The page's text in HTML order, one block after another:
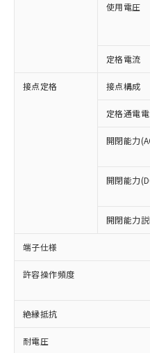
使用電圧
定格電流
接点定格 接点構成
定格通電
開閉能力
開閉能力
開閉能力
端子仕様
許容操作頻度
絶縁抵抗
耐電圧
ご利用条件
以下の条件をお読
本サービスは
商品の当社在
(税抜)を提供
当社制御機器
本サービスの
ことをご了承
在庫状況およ
記載している
タに基づき作
準価格とは異
対応済み：EU
非含有に対応した
対応予定：EU
有に対応した製品
対応予定なし：EU
非含有に非対応の
調査・確認中：EU
非含有の対応状況
非該当品：ライセ
害物質有無と関係
仕入先様の事情に
いたものが、含有
むを得ず変更する
*EU RoHS指令（10物質）：
鉛(Pb) 1000ppm以下、 水
六価クロム(Cr(Ⅵ))
「○」：最大均質
基準値以下である
「×」：最大均質材
基準値を超えてい
「－」：未確認で
当社は、これ
為替および外
（以下｢規制
または国外へ
国政府の輸出
可)を取得す